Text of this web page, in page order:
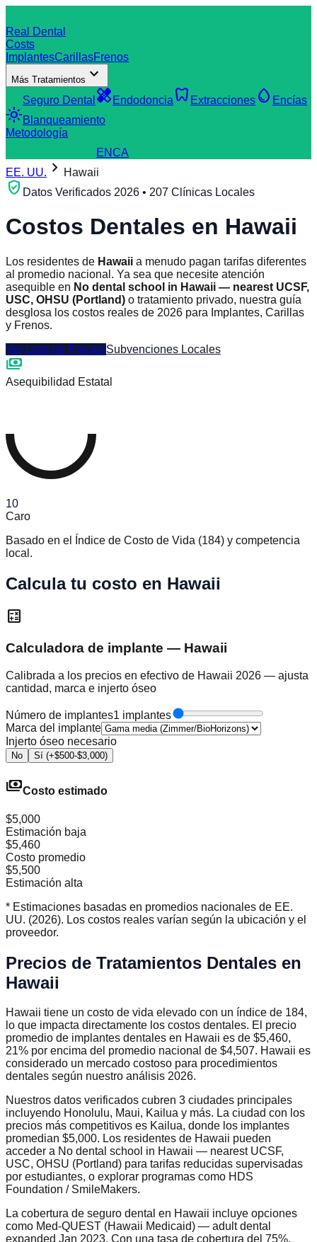
Real Dental
Costs
ImplantesCarillasFrenos
Más Tratamientos expand_more
Seguro Dental healing Endodoncia dentistry Extracciones water_drop Encías
light_modeBlanqueamiento
Metodología
ENCA
EE. UU. chevron_right Hawaii
verified_user Datos Verificados 2026 • 207 Clínicas Locales
Costos Dentales en Hawaii
Los residentes de Hawaii a menudo pagan tarifas diferentes
al promedio nacional. Ya sea que necesite atención
asequible en No dental school in Hawaii — nearest UCSF,
USC, OHSU (Portland) o tratamiento privado, nuestra guía
desglosa los costos reales de 2026 para Implantes, Carillas
y Frenos.
Ver Lista de PreciosSubvenciones Locales
payments
Asequibilidad Estatal
10
Caro
Basado en el Índice de Costo de Vida (184) y competencia
local.
Calcula tu costo en Hawaii
calculate
Calculadora de implante — Hawaii
Calibrada a los precios en efectivo de Hawaii 2026 — ajusta
cantidad, marca e injerto óseo
Número de implantes1 implantes
Marca del implante
Injerto óseo necesario
No Sí (+$500-$3,000)
paymentsCosto estimado
$5,000
Estimación baja
$5,460
Costo promedio
$5,500
Estimación alta
* Estimaciones basadas en promedios nacionales de EE.
UU. (2026). Los costos reales varían según la ubicación y el
proveedor.
Precios de Tratamientos Dentales en
Hawaii
Hawaii tiene un costo de vida elevado con un índice de 184,
lo que impacta directamente los costos dentales. El precio
promedio de implantes dentales en Hawaii es de $5,460,
21% por encima del promedio nacional de $4,507. Hawaii es
considerado un mercado costoso para procedimientos
dentales según nuestro análisis 2026.
Nuestros datos verificados cubren 3 ciudades principales
incluyendo Honolulu, Maui, Kailua y más. La ciudad con los
precios más competitivos es Kailua, donde los implantes
promedian $5,000. Los residentes de Hawaii pueden
acceder a No dental school in Hawaii — nearest UCSF,
USC, OHSU (Portland) para tarifas reducidas supervisadas
por estudiantes, o explorar programas como HDS
Foundation / SmileMakers.
La cobertura de seguro dental en Hawaii incluye opciones
como Med-QUEST (Hawaii Medicaid) — adult dental
expanded Jan 2023. Con una tasa de cobertura del 75%,